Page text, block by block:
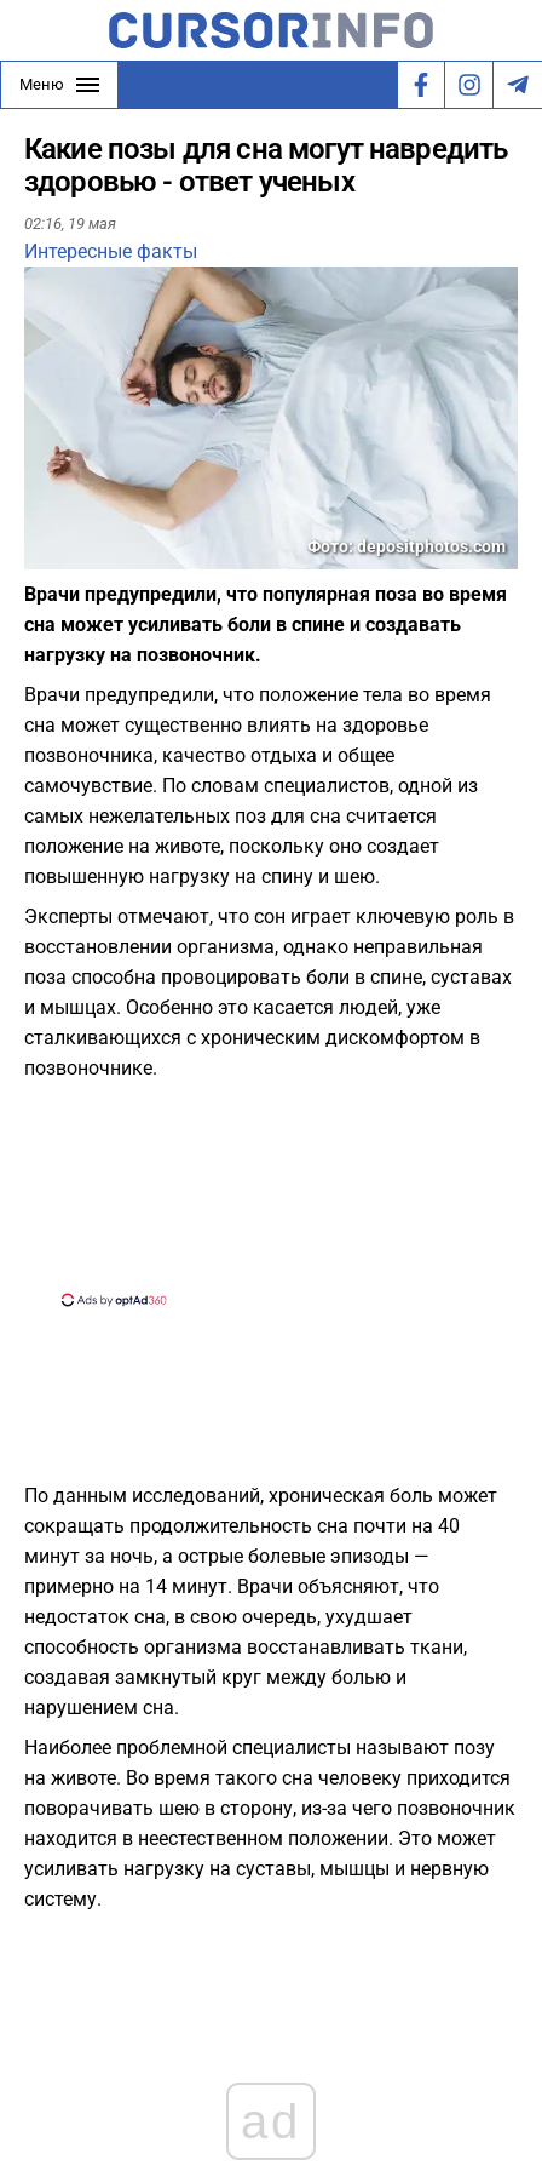
Меню
Какие позы для сна могут навредить
здоровью - ответ ученых
02:16, 19 мая
Интересные факты
Фото: depositphotos.com
Врачи предупредили, что популярная поза во время
сна может усиливать боли в спине и создавать
нагрузку на позвоночник.
Врачи предупредили, что положение тела во время
сна может существенно влиять на здоровье
позвоночника, качество отдыха и общее
самочувствие. По словам специалистов, одной из
самых нежелательных поз для сна считается
положение на животе, поскольку оно создает
повышенную нагрузку на спину и шею.
Эксперты отмечают, что сон играет ключевую роль в
восстановлении организма, однако неправильная
поза способна провоцировать боли в спине, суставах
и мышцах. Особенно это касается людей, уже
сталкивающихся с хроническим дискомфортом в
позвоночнике.
По данным исследований, хроническая боль может
сокращать продолжительность сна почти на 40
минут за ночь, а острые болевые эпизоды —
примерно на 14 минут. Врачи объясняют, что
недостаток сна, в свою очередь, ухудшает
способность организма восстанавливать ткани,
создавая замкнутый круг между болью и
нарушением сна.
Наиболее проблемной специалисты называют позу
на животе. Во время такого сна человеку приходится
поворачивать шею в сторону, из-за чего позвоночник
находится в неестественном положении. Это может
усиливать нагрузку на суставы, мышцы и нервную
систему.
ad